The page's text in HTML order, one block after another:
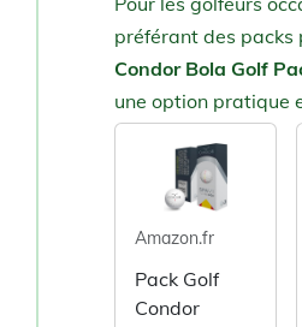
préférant des packs
Condor Bola Golf
une option pratique
Amazon.fr
Pack Golf
Condor